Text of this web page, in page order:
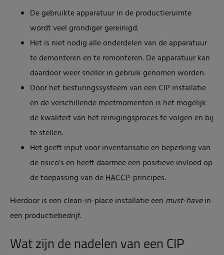
De gebruikte apparatuur in de productieruimte
wordt veel grondiger gereinigd.
Het is niet nodig alle onderdelen van de apparatuur
te demonteren en te remonteren. De apparatuur kan
daardoor weer sneller in gebruik genomen worden.
Door het besturingssysteem van een CIP installatie
en de verschillende meetmomenten is het mogelijk
de kwaliteit van het reinigingsproces te volgen en bij
te stellen.
Het geeft input voor inventarisatie en beperking van
de risico’s en heeft daarmee een positieve invloed op
de toepassing van deHACCP-principes.
Hierdoor is een clean-in-place installatie een must-havein
een productiebedrijf.
Wat zijn de nadelen van een CIP